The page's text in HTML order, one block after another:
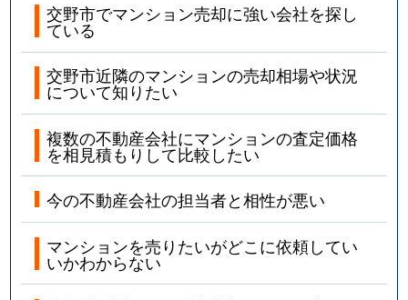
交野市でマンション売却に強い会社を探し
ている
交野市近隣のマンションの売却相場や状況
について知りたい
複数の不動産会社にマンションの査定価格
を相見積もりして比較したい
今の不動産会社の担当者と相性が悪い
マンションを売りたいがどこに依頼してい
いかわからない